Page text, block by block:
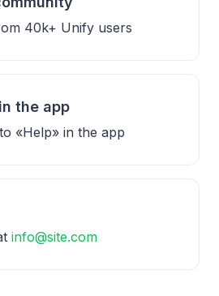
40k+ Unify users
the app
«Help» in the app
info@site.com